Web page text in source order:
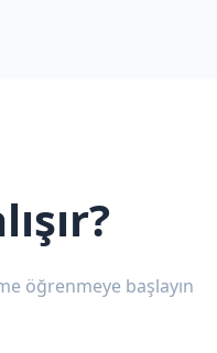
öğrenmeye başlayın